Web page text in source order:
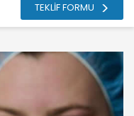
TEKLİF FORMU